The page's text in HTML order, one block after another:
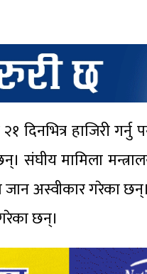
हाजिरी गर्नु
संघीय मामिला
अस्वीकार गरेका
छन्।